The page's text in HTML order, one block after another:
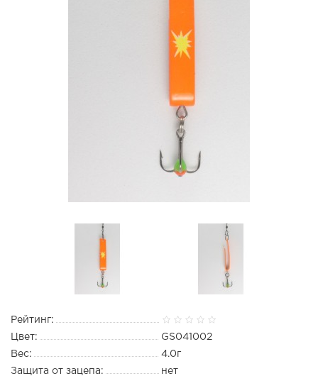
Рейтинг:
Цвет:
GS041002
Вес:
4.0г
Защита от зацепа:
нет